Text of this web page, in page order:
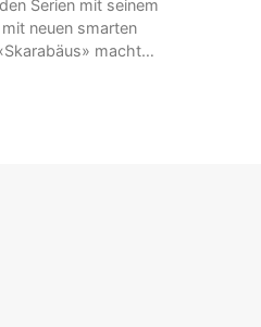
Serien mit seinem
neuen smarten
macht…